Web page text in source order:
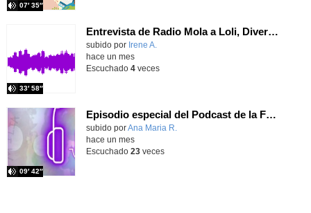
07′ 35″
Entrevista de Radio Mola a Loli, Diversión Solidaria
Contenido educativo.
subido por Irene A.
33′ 58″
hace un mes
Escuchado 4veces
Episodio especial del Podcast de la Familia Churchill
Contenido educativo.
subido porAna Maria R.
09′ 42″
hace un mes
Escuchado 23veces